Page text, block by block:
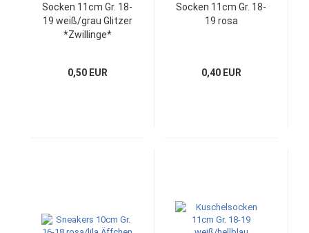
Socken 11cm Gr. 18-
19 weiß/grau Glitzer
*Zwillinge*
0,50 EUR
Socken 11cm Gr. 18-
19 rosa
0,40 EUR